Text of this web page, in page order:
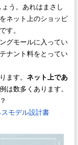
う。あれはまさし
ネット上のショッピ
す。
グモールに入ってい
ナント料をとってい
ます。 ネット上であ
は数多くあります。
モデル設計書